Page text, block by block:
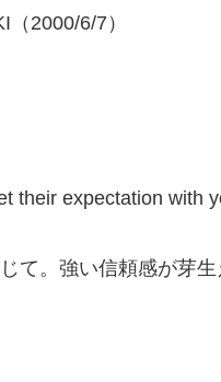
2000/6/7）
their expectation with
て。強い信頼感が芽生